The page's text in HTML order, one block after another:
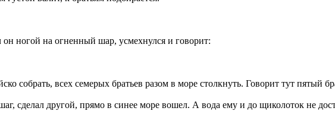
ногой на огненный шар, усмехнулся и говорит:
собрать, всех семерых братьев разом в море столкнуть. Говорит тут пятый
сделал другой, прямо в синее море вошел. А вода ему и до щиколоток не